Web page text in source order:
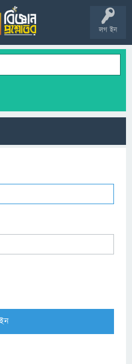
লগ ইন